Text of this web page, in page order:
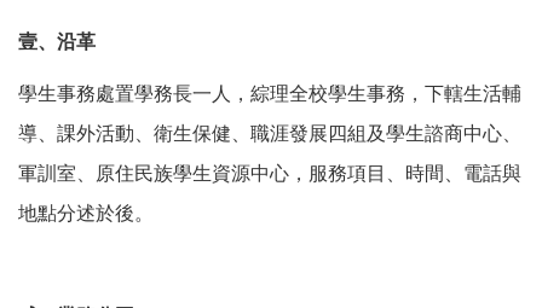
壹、沿革
學生事務處置學務長一人，綜理全校學生事務，下轄生活輔
導、課外活動、衛生保健、職涯發展四組及學生諮商中心、
軍訓室、原住民族學生資源中心，服務項目、時間、電話與
地點分述於後。